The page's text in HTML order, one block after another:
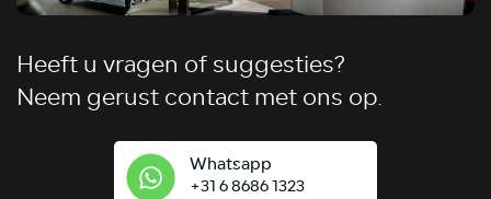
Heeft u vragen of suggesties?
Neem gerust contact met ons op.
Whatsapp
+31 6 8686 1323